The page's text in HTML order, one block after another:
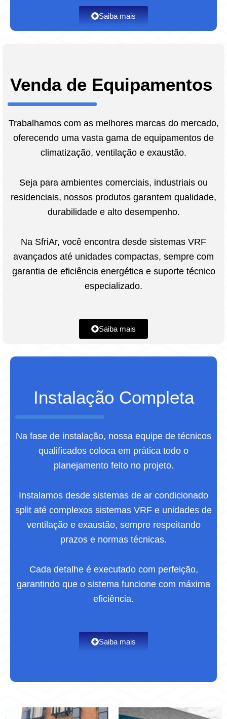
Saiba mais
Venda de Equipamentos
Trabalhamos com as melhores marcas do mercado,
oferecendo uma vasta gama de equipamentos de
climatização, ventilação e exaustão.
Seja para ambientes comerciais, industriais ou
residenciais, nossos produtos garantem qualidade,
durabilidade e alto desempenho.
Na SfriAr, você encontra desde sistemas VRF
avançados até unidades compactas, sempre com
garantia de eficiência energética e suporte técnico
especializado.
Saiba mais
Instalação Completa
Na fase de instalação, nossa equipe de técnicos
qualificados coloca em prática todo o
planejamento feito no projeto.
Instalamos desde sistemas de ar condicionado
split até complexos sistemas VRF e unidades de
ventilação e exaustão, sempre respeitando
prazos e normas técnicas.
Cada detalhe é executado com perfeição,
garantindo que o sistema funcione com máxima
eficiência.
Saiba mais